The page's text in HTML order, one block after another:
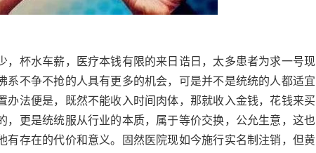
，杯水车薪，医疗本钱有限的来日诰日，太多患者为求一号现
系不争不抢的人具有更多的机会，可是并不是统统的人都适宜
办法便是，既然不能收入时间肉体，那就收入金钱，花钱来买
，更是统统服从行业的本质，属于等价交换，公允生意，这也
有存在的代价和意义。固然医院现如今施行实名制注销，但黄